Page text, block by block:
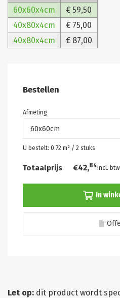
60x60x4cm
€ 59,50
40x80x4cm
€ 75,00
40x80x4cm
€ 87,00
Bestellen
Afmeting
U bestelt: 0.72 m² / 2 stuks
Totaalprijs €42,84incl.
In
Let op: dit product wordt